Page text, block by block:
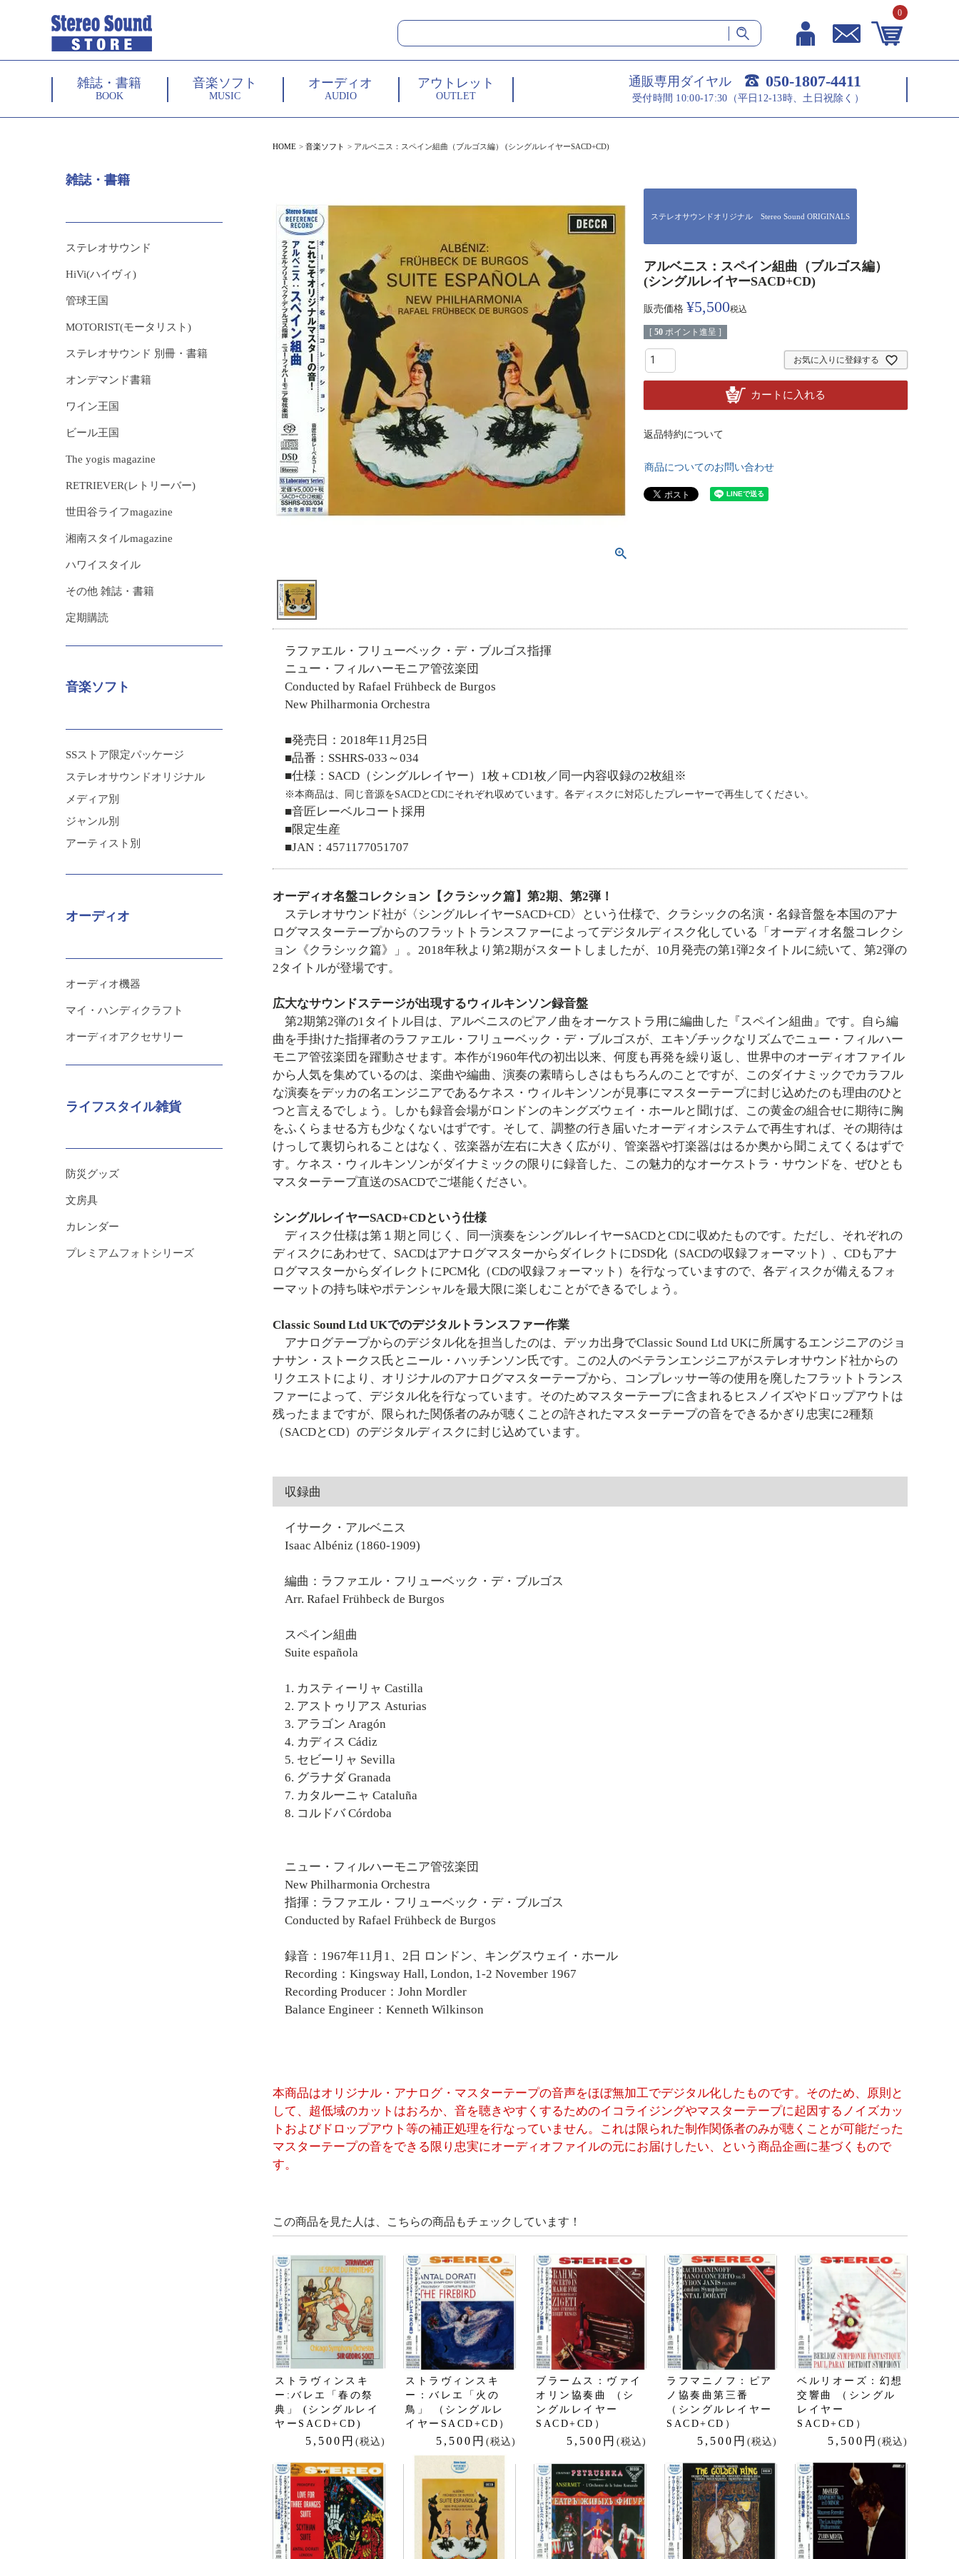
0
雑誌・書籍
BOOK
音楽ソフト
MUSIC
オーディオ
AUDIO
アウトレット
OUTLET
通販専用ダイヤル 050-1807-4411
受付時間 10:00-17:30（平日12-13時、土日祝除く）
雑誌・書籍
ステレオサウンド
HiVi(ハイヴィ)
管球王国
MOTORIST(モータリスト)
ステレオサウンド 別冊・書籍
オンデマンド書籍
ワイン王国
ビール王国
The yogis magazine
RETRIEVER(レトリーバー)
世田谷ライフmagazine
湘南スタイルmagazine
ハワイスタイル
その他 雑誌・書籍
定期購読
音楽ソフト
SSストア限定パッケージ
ステレオサウンドオリジナル
メディア別
ジャンル別
アーティスト別
オーディオ
オーディオ機器
マイ・ハンディクラフト
オーディオアクセサリー
ライフスタイル雑貨
防災グッズ
文房具
カレンダー
プレミアムフォトシリーズ
HOME 音楽ソフト アルベニス：スペイン組曲（ブルゴス編） (シングルレイヤーSACD+CD)
ステレオサウンドオリジナル Stereo Sound ORIGINALS
アルベニス：スペイン組曲（ブルゴス編）
(シングルレイヤーSACD+CD)
販売価格 ¥5,500税込
[ 50 ポイント進呈 ]
お気に入りに登録する
カートに入れる
返品特約について
商品についてのお問い合わせ
ラファエル・フリューベック・デ・ブルゴス指揮
ニュー・フィルハーモニア管弦楽団
Conducted by Rafael Frühbeck de Burgos
New Philharmonia Orchestra
■発売日：2018年11月25日
■品番：SSHRS-033～034
■仕様：SACD（シングルレイヤー）1枚＋CD1枚／同一内容収録の2枚組※
※本商品は、同じ音源をSACDとCDにそれぞれ収めています。各ディスクに対応したプレーヤーで再生してください。
■音匠レーベルコート採用
■限定生産
■JAN：4571177051707
オーディオ名盤コレクション【クラシック篇】第2期、第2弾！
ステレオサウンド社が〈シングルレイヤーSACD+CD〉という仕様で、クラシックの名演・名録音盤を本国のアナ
ログマスターテープからのフラットトランスファーによってデジタルディスク化している「オーディオ名盤コレクシ
ョン《クラシック篇》」。2018年秋より第2期がスタートしましたが、10月発売の第1弾2タイトルに続いて、第2弾の
2タイトルが登場です。
広大なサウンドステージが出現するウィルキンソン録音盤
第2期第2弾の1タイトル目は、アルベニスのピアノ曲をオーケストラ用に編曲した『スペイン組曲』です。自ら編
曲を手掛けた指揮者のラファエル・フリューベック・デ・ブルゴスが、エキゾチックなリズムでニュー・フィルハー
モニア管弦楽団を躍動させます。本作が1960年代の初出以来、何度も再発を繰り返し、世界中のオーディオファイル
から人気を集めているのは、楽曲や編曲、演奏の素晴らしさはもちろんのことですが、このダイナミックでカラフル
な演奏をデッカの名エンジニアであるケネス・ウィルキンソンが見事にマスターテープに封じ込めたのも理由のひと
つと言えるでしょう。しかも録音会場がロンドンのキングズウェイ・ホールと聞けば、この黄金の組合せに期待に胸
をふくらませる方も少なくないはずです。そして、調整の行き届いたオーディオシステムで再生すれば、その期待は
けっして裏切られることはなく、弦楽器が左右に大きく広がり、管楽器や打楽器ははるか奥から聞こえてくるはずで
す。ケネス・ウィルキンソンがダイナミックの限りに録音した、この魅力的なオーケストラ・サウンドを、ぜひとも
マスターテープ直送のSACDでご堪能ください。
シングルレイヤーSACD+CDという仕様
ディスク仕様は第１期と同じく、同一演奏をシングルレイヤーSACDとCDに収めたものです。ただし、それぞれの
ディスクにあわせて、SACDはアナログマスターからダイレクトにDSD化（SACDの収録フォーマット）、CDもアナ
ログマスターからダイレクトにPCM化（CDの収録フォーマット）を行なっていますので、各ディスクが備えるフォ
ーマットの持ち味やポテンシャルを最大限に楽しむことができるでしょう。
Classic Sound Ltd UKでのデジタルトランスファー作業
アナログテープからのデジタル化を担当したのは、デッカ出身でClassic Sound Ltd UKに所属するエンジニアのジョ
ナサン・ストークス氏とニール・ハッチンソン氏です。この2人のベテランエンジニアがステレオサウンド社からの
リクエストにより、オリジナルのアナログマスターテープから、コンプレッサー等の使用を廃したフラットトランス
ファーによって、デジタル化を行なっています。そのためマスターテープに含まれるヒスノイズやドロップアウトは
残ったままですが、限られた関係者のみが聴くことの許されたマスターテープの音をできるかぎり忠実に2種類
（SACDとCD）のデジタルディスクに封じ込めています。
収録曲
イサーク・アルベニス
Isaac Albéniz (1860-1909)
編曲：ラファエル・フリューベック・デ・ブルゴス
Arr. Rafael Frühbeck de Burgos
スペイン組曲
Suite española
1. カスティーリャ Castilla
2. アストゥリアス Asturias
3. アラゴン Aragón
4. カディス Cádiz
5. セビーリャ Sevilla
6. グラナダ Granada
7. カタルーニャ Cataluña
8. コルドバ Córdoba
ニュー・フィルハーモニア管弦楽団
New Philharmonia Orchestra
指揮：ラファエル・フリューベック・デ・ブルゴス
Conducted by Rafael Frühbeck de Burgos
録音：1967年11月1、2日 ロンドン、キングスウェイ・ホール
Recording：Kingsway Hall, London, 1-2 November 1967
Recording Producer：John Mordler
Balance Engineer：Kenneth Wilkinson
本商品はオリジナル・アナログ・マスターテープの音声をほぼ無加工でデジタル化したものです。そのため、原則と
して、超低域のカットはおろか、音を聴きやすくするためのイコライジングやマスターテープに起因するノイズカッ
トおよびドロップアウト等の補正処理を行なっていません。これは限られた制作関係者のみが聴くことが可能だった
マスターテープの音をできる限り忠実にオーディオファイルの元にお届けしたい、という商品企画に基づくもので
す。
この商品を見た人は、こちらの商品もチェックしています！
ストラヴィンスキ
ー:バレエ「春の祭
典」 (シングルレイ
ヤーSACD+CD)
5,500円 (税込)
ストラヴィンスキ
ー：バレエ「火の
鳥」 （シングルレ
イヤーSACD+CD）
5,500円 (税込)
ブラームス：ヴァイ
オリン協奏曲 （シ
ングルレイヤー
SACD+CD）
5,500円 (税込)
ラフマニノフ：ピア
ノ協奏曲第三番
（シングルレイヤー
SACD+CD）
5,500円 (税込)
ベルリオーズ：幻想
交響曲 （シングル
レイヤー
SACD+CD）
5,500円 (税込)